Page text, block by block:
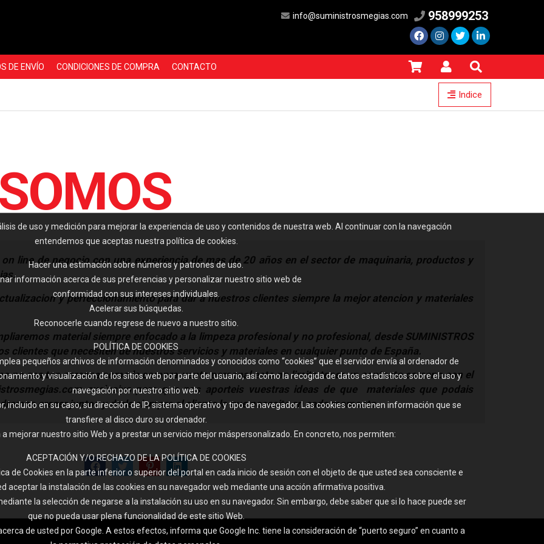
info@suministrosmegias.com 958999253
DE ENVÍO CONDICIONES DE COMPRA CONTACTO
Indice
line de negocio con una experiencia de mas de 20 años en el sector de maquinaria, productos y
y perfeccionamiento para dar a nuestros clientes siempre la mejor atencion y materiales
material siempre enfocado a la limpeza profesional y no profesional, desde SUMINISTROS
clientes que necesiten de nuestros servicios y materiales en cualquier punto de España.
no sea tan cercana como la compra-venta personal esto no limite tener un contacto cercano con el
exclusivo para que nos aporteis vuestras ideas de que materiales que podais
crecer juntos y darle siempre al cliente lo que necesite en cada momento.
de uso y medición para mejorar la experiencia de uso y contenidos de nuestra web. Al continuar con la navegación
entendemos que aceptas nuestra política de cookies.
Hacer una estimación sobre números y patrones de uso.
información acerca de sus preferencias y personalizar nuestro sitio web de
conformidad con sus intereses individuales.
Acelerar sus búsquedas.
Reconocerle cuando regrese de nuevo a nuestro sitio.
POLÍTICA DE COOKIES
pequeños archivos de información denominados y conocidos como “cookies” que el servidor envía al ordenador de
y visualización de los sitios web por parte del usuario, así como la recogida de datos estadísticos sobre el uso y
navegación por nuestro sitio web.
en su caso, su dirección de IP, sistema operativo y tipo de navegador. Las cookies contienen información que se
transfiere al disco duro su ordenador.
a mejorar nuestro sitio Web y a prestar un servicio mejor máspersonalizado. En concreto, nos permiten:
ACEPTACIÓN Y/O RECHAZO DE LA POLÍTICA DE COOKIES
de Cookies en la parte inferior o superior del portal en cada inicio de sesión con el objeto de que usted sea consciente e
aceptar la instalación de las cookies en su navegador web mediante una acción afirmativa positiva.
la selección de negarse a la instalación su uso en su navegador. Sin embargo, debe saber que si lo hace puede ser
que no pueda usar plena funcionalidad de este sitio Web.
de usted por Google. A estos efectos, informa que Google Inc. tiene la consideración de “puerto seguro” en cuanto a